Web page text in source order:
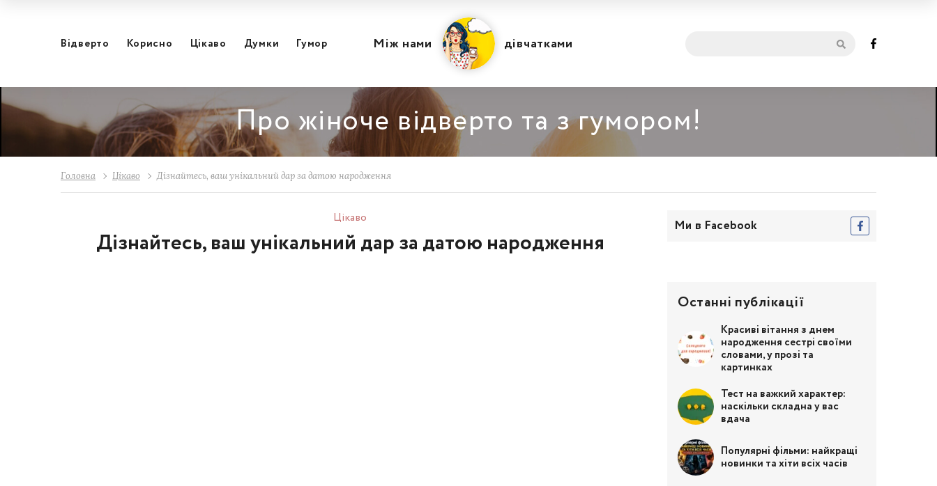
Відвертo Корисно Цікаво Думки Гумор Між нами дівчатками
Про жіноче відверто та з гумором!
Головна Цікаво Дізнайтесь, ваш унікальний дар за датою народження
Цікаво
Дізнайтесь, ваш унікальний дар за датою народження
Ми в Facebook
Останні публікації
Красиві вітання з днем
народження сестрі своїми
словами, у прозі та
картинках
Тест на важкий характер:
наскільки складна у вас
вдача
Популярні фільми: найкращі
новинки та хіти всіх часів